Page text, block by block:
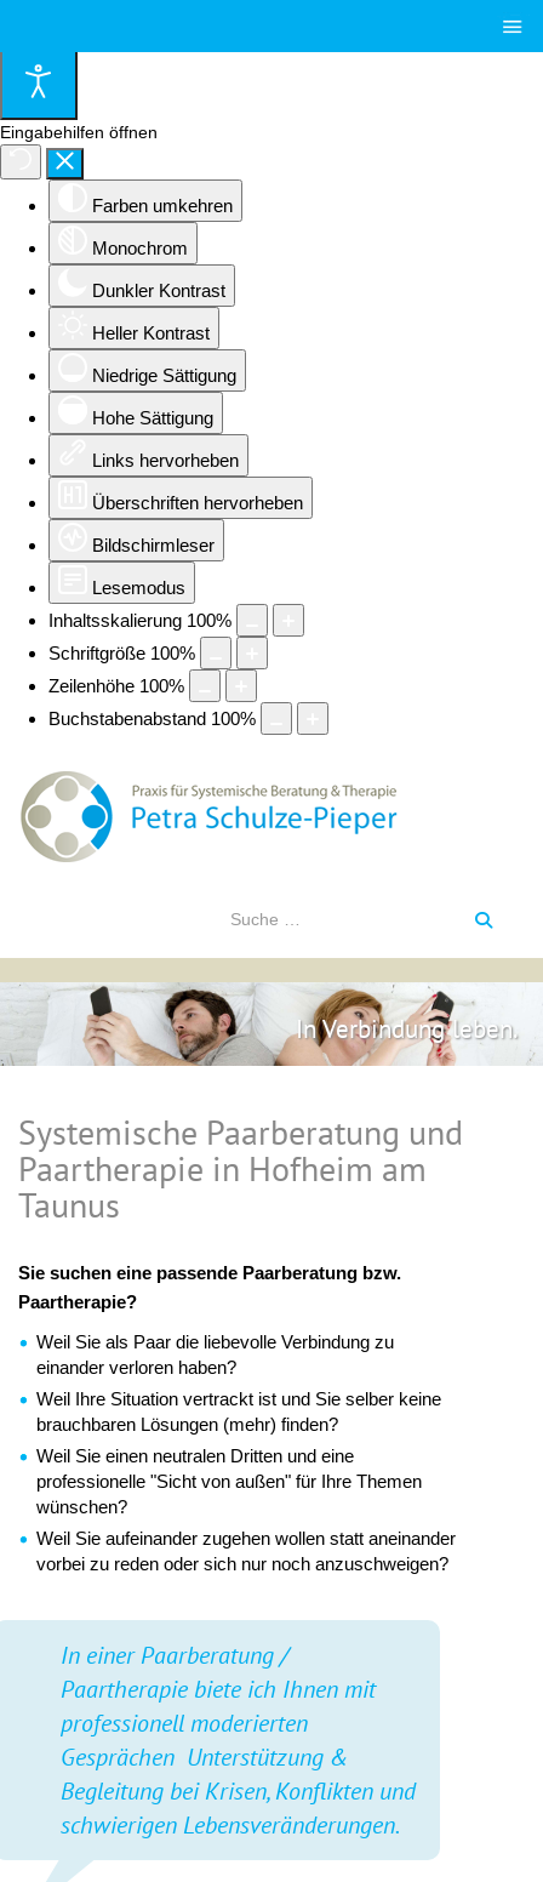
Eingabehilfen öffnen
Farben umkehren
Monochrom
Dunkler Kontrast
Heller Kontrast
Niedrige Sättigung
Hohe Sättigung
Links hervorheben
Überschriften hervorheben
Bildschirmleser
Lesemodus
Inhaltsskalierung 100%
Schriftgröße 100%
Zeilenhöhe 100%
Buchstabenabstand 100%
In Verbindung leben.
Systemische Paarberatung und
Paartherapie in Hofheim am
Taunus
Sie suchen eine passende Paarberatung bzw.
Paartherapie?
Weil Sie als Paar die liebevolle Verbindung zu
einander verloren haben?
Weil Ihre Situation vertrackt ist und Sie selber keine
brauchbaren Lösungen (mehr) finden?
Weil Sie einen neutralen Dritten und eine
professionelle "Sicht von außen" für Ihre Themen
wünschen?
Weil Sie aufeinander zugehen wollen statt aneinander
vorbei zu reden oder sich nur noch anzuschweigen?
In einer Paarberatung /
Paartherapie biete ich Ihnen mit
professionell moderierten
Gesprächen Unterstützung &
Begleitung bei Krisen, Konflikten und
schwierigen Lebensveränderungen.
≡